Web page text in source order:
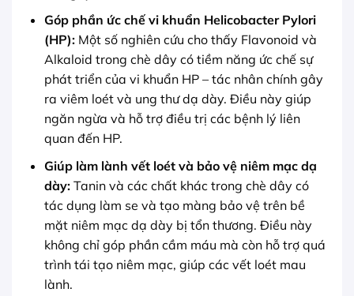
Góp phần ức chế vi khuẩn Helicobacter Pylori
(HP):Một số nghiên cứu cho thấy Flavonoid và
Alkaloid trong chè dây có tiềm năng ức chế sự
phát triển của vi khuẩn HP – tác nhân chính gây
ra viêm loét và ung thư dạ dày. Điều này giúp
ngăn ngừa và hỗ trợ điều trị các bệnh lý liên
quan đến HP.
Giúp làm lành vết loét và bảo vệ niêm mạc dạ
dày:Tanin và các chất khác trong chè dây có
tác dụng làm se và tạo màng bảo vệ trên bề
mặt niêm mạc dạ dày bị tổn thương. Điều này
không chỉ góp phần cầm máu mà còn hỗ trợ quá
trình tái tạo niêm mạc, giúp các vết loét mau
lành.